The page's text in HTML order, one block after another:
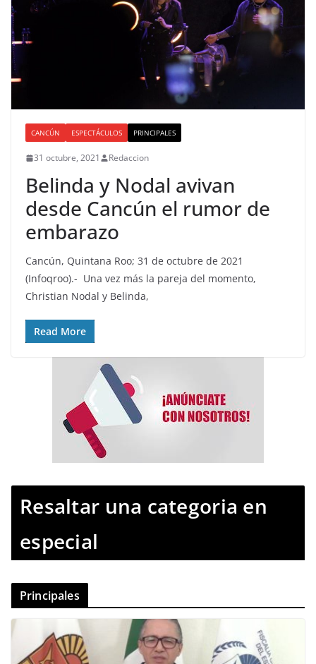
CANCÚN ESPECTÁCULOS PRINCIPALES
31 octubre, 2021 Redaccion
Belinda y Nodal avivan
desde Cancún el rumor de
embarazo
Cancún, Quintana Roo; 31 de octubre de 2021
(Infoqroo).- Una vez más la pareja del momento,
Christian Nodal y Belinda,
Read More
Resaltar una categoria en
especial
Principales